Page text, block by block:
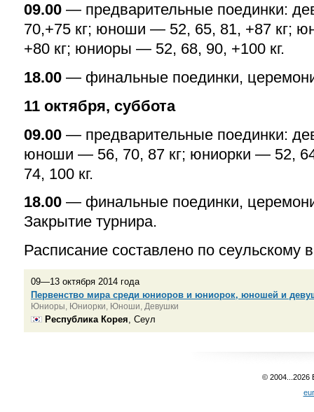
09.00 — предварительные поединки:
70,+75 кг; юноши — 52, 65, 81, +87 кг;
+80 кг; юниоры — 52, 68, 90, +100 кг.
18.00 — финальные поединки,
11 октября, суббота
09.00 — предварительные поединки:
юноши — 56, 70, 87 кг; юниорки — 52,
74, 100 кг.
18.00 — финальные поединки,
Закрытие турнира.
Расписание составлено по сеульскому
09—13 октября 2014 года
Первенство мира среди юниоров и юниорок, юношей и
Юниоры, Юниорки, Юноши, Девушки
Республика Корея , Сеул
© 2004...2026